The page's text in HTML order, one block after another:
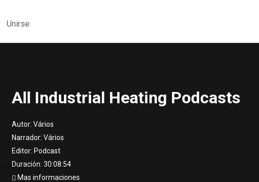
Unirse
All Industrial Heating Podcasts
Autor: Vários
Narrador: Vários
Editor: Podcast
Duración: 30:08:54
Mas informaciones